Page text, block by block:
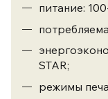
питание:
STAR;
режимы